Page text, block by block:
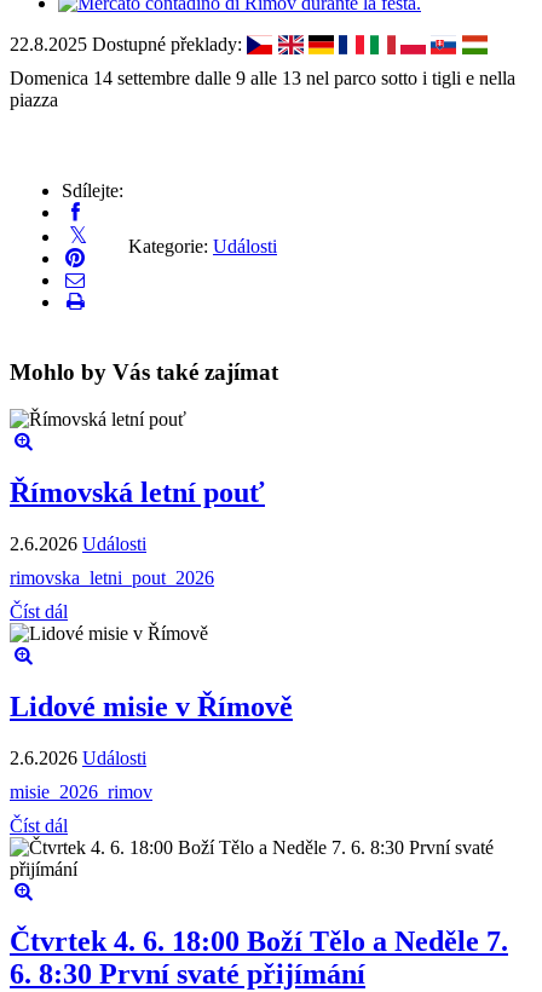
22.8.2025 Dostupné překlady:
Domenica 14 settembre dalle 9 alle 13 nel parco sotto i tigli e nella
piazza
Sdílejte:
Kategorie: Události
Mohlo by Vás také zajímat
Římovská letní pouť
2.6.2026 Události
rimovska_letni_pout_2026
Číst dál
Lidové misie v Římově
2.6.2026 Události
misie_2026_rimov
Číst dál
Čtvrtek 4. 6. 18:00 Boží Tělo a Neděle 7.
6. 8:30 První svaté přijímání